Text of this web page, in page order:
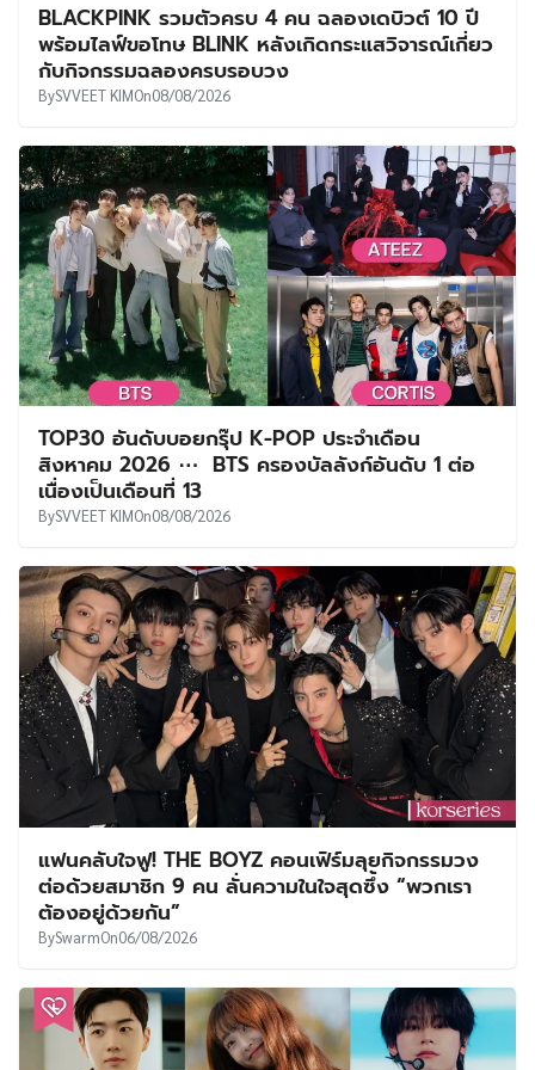
BLACKPINK รวมตัวครบ 4 คน ฉลองเดบิวต์ 10 ปี
พร้อมไลฟ์ขอโทษ BLINK หลังเกิดกระแสวิจารณ์เกี่ยว
กับกิจกรรมฉลองครบรอบวง
BySVVEET KIMOn08/08/2026
TOP30 อันดับบอยกรุ๊ป K-POP ประจำเดือน
สิงหาคม 2026 ⋯ BTS ครองบัลลังก์อันดับ 1 ต่อ
เนื่องเป็นเดือนที่ 13
BySVVEET KIMOn08/08/2026
แฟนคลับใจฟู! THE BOYZ คอนเฟิร์มลุยกิจกรรมวง
ต่อด้วยสมาชิก 9 คน ลั่นความในใจสุดซึ้ง “พวกเรา
ต้องอยู่ด้วยกัน”
BySwarmOn06/08/2026